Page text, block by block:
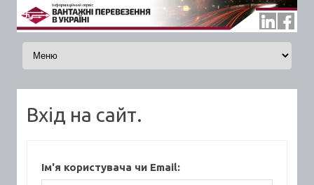
Skip to content
Вхід на сайт.
Ім'я користувача чи Email: